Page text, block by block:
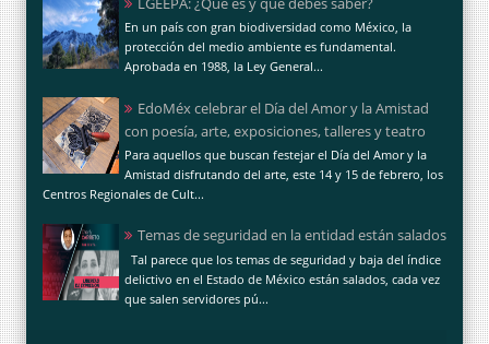
En un país con gran biodiversidad como México, la
protección del medio ambiente es fundamental.
Aprobada en 1988, la Ley General...
EdoMéx celebrar el Día del Amor y la Amistad
con poesía, arte, exposiciones, talleres y teatro
Para aquellos que buscan festejar el Día del Amor y la
Amistad disfrutando del arte, este 14 y 15 de febrero, los
Centros Regionales de Cult...
Temas de seguridad en la entidad están salados
Tal parece que los temas de seguridad y baja del índice
delictivo en el Estado de México están salados, cada vez
que salen servidores pú...